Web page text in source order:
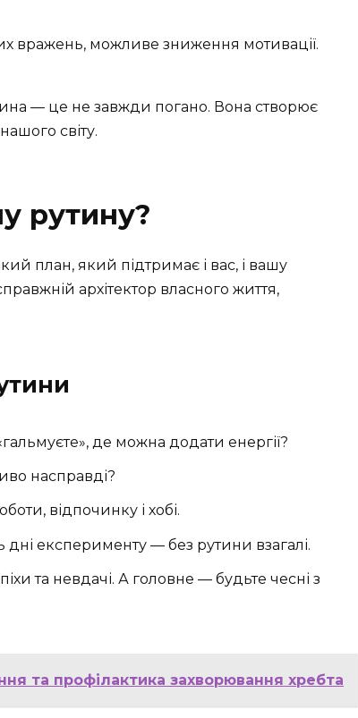
вражень, можливе зниження мотивації.
— це не завжди погано. Вона створює
світу.
рутину?
план, який підтримає і вас, і вашу
архітектор власного життя,
де можна додати енергії?
насправді?
відпочинку і хобі.
дні експерименту — без рутини взагалі.
та невдачі. А головне — будьте чесні з
та профілактика захворювання хребта